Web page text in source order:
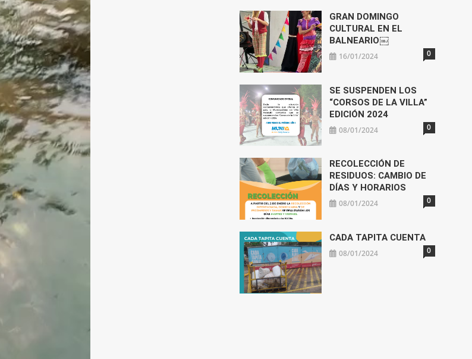
GRAN DOMINGO
CULTURAL EN EL
BALNEARIO￼
16/01/2024 0
SE SUSPENDEN LOS
“CORSOS DE LA VILLA”
EDICIÓN 2024
08/01/2024 0
RECOLECCIÓN DE
RESIDUOS: CAMBIO DE
DÍAS Y HORARIOS
08/01/2024 0
CADA TAPITA CUENTA
08/01/2024 0